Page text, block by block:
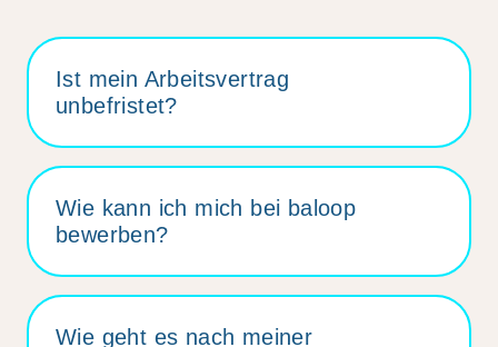
Ist mein Arbeitsvertrag
unbefristet?
Wie kann ich mich bei baloop
bewerben?
Wie geht es nach meiner